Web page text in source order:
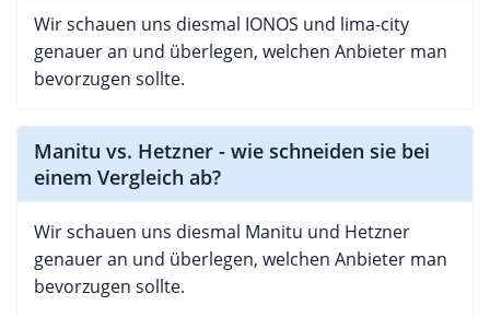
Wir schauen uns diesmal IONOS und lima-city
genauer an und überlegen, welchen Anbieter man
bevorzugen sollte.
Manitu vs. Hetzner - wie schneiden sie bei
einem Vergleich ab?
Wir schauen uns diesmal Manitu und Hetzner
genauer an und überlegen, welchen Anbieter man
bevorzugen sollte.